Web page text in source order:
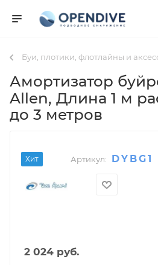
Буи, плотики, флотлайны и
Амортизатор
Allen, Длина 1 м
до 3 метров
Хит Артикул: DYBG1
2 024 руб.